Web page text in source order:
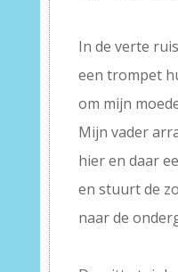
In de verte
een trompet
om mijn
Mijn vader
hier en daar
en stuurt de
naar de